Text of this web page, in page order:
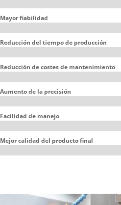
Mayor fiabilidad
Reducción del tiempo de producción
Reducción de costes de mantenimiento
Aumento de la precisión
Facilidad de manejo
Mejor calidad del producto final